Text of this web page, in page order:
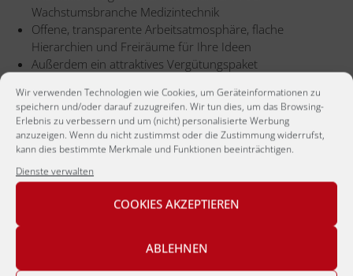
Wir verwenden Technologien wie Cookies, um Geräteinformationen zu
speichern und/oder darauf zuzugreifen. Wir tun dies, um das Browsing-
Erlebnis zu verbessern und um (nicht) personalisierte Werbung
anzuzeigen. Wenn du nicht zustimmst oder die Zustimmung widerrufst,
kann dies bestimmte Merkmale und Funktionen beeinträchtigen.
Dienste verwalten
COOKIES AKZEPTIEREN
ABLEHNEN
Wachstumsbranche Medizintechnik
Offene, transparente Arbeitsatmosphäre, flache
Hierarchien und Freiräume für Ihre Ideen
Außerdem ein attraktives Vergütungspaket
Wenn Sie dieses Angebot vonBBRecruiting
Personalberatungals Produktmanager Medizintechnik
(m/w/d) anspricht, dann nehmen Sie bitteKontakt
uns auf.
Jetzt bewerben